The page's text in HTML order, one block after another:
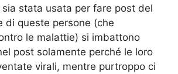
sia stata usata per fare post del
di queste persone (che
le malattie) si imbattono
post solamente perché le loro
virali, mentre purtroppo ci